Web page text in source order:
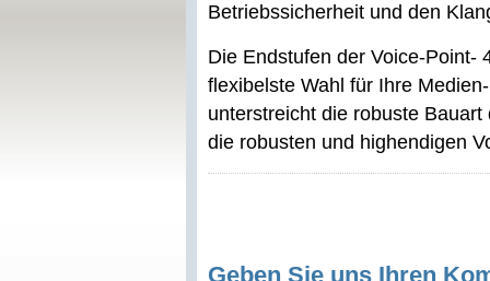
Betriebssicherheit und den
Die Endstufen der Voice-Point-
flexibelste Wahl für Ihre
unterstreicht die robuste
die robusten und highendigen
Geben Sie uns Ihren